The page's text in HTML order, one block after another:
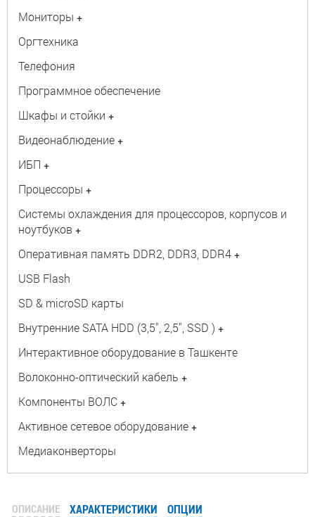
Мониторы +
Оргтехника
Телефония
Программное обеспечение
Шкафы и стойки +
Видеонаблюдение +
ИБП +
Процессоры +
Системы охлаждения для процессоров, корпусов и
ноутбуков +
Оперативная память DDR2, DDR3, DDR4 +
USB Flash
SD & microSD карты
Внутренние SATA HDD (3,5", 2,5", SSD ) +
Интерактивное оборудование в Ташкенте
Волоконно-оптический кабель +
Компоненты ВОЛС +
Активное сетевое оборудование +
Медиаконверторы
ОПИСАНИЕ ХАРАКТЕРИСТИКИ ОПЦИИ